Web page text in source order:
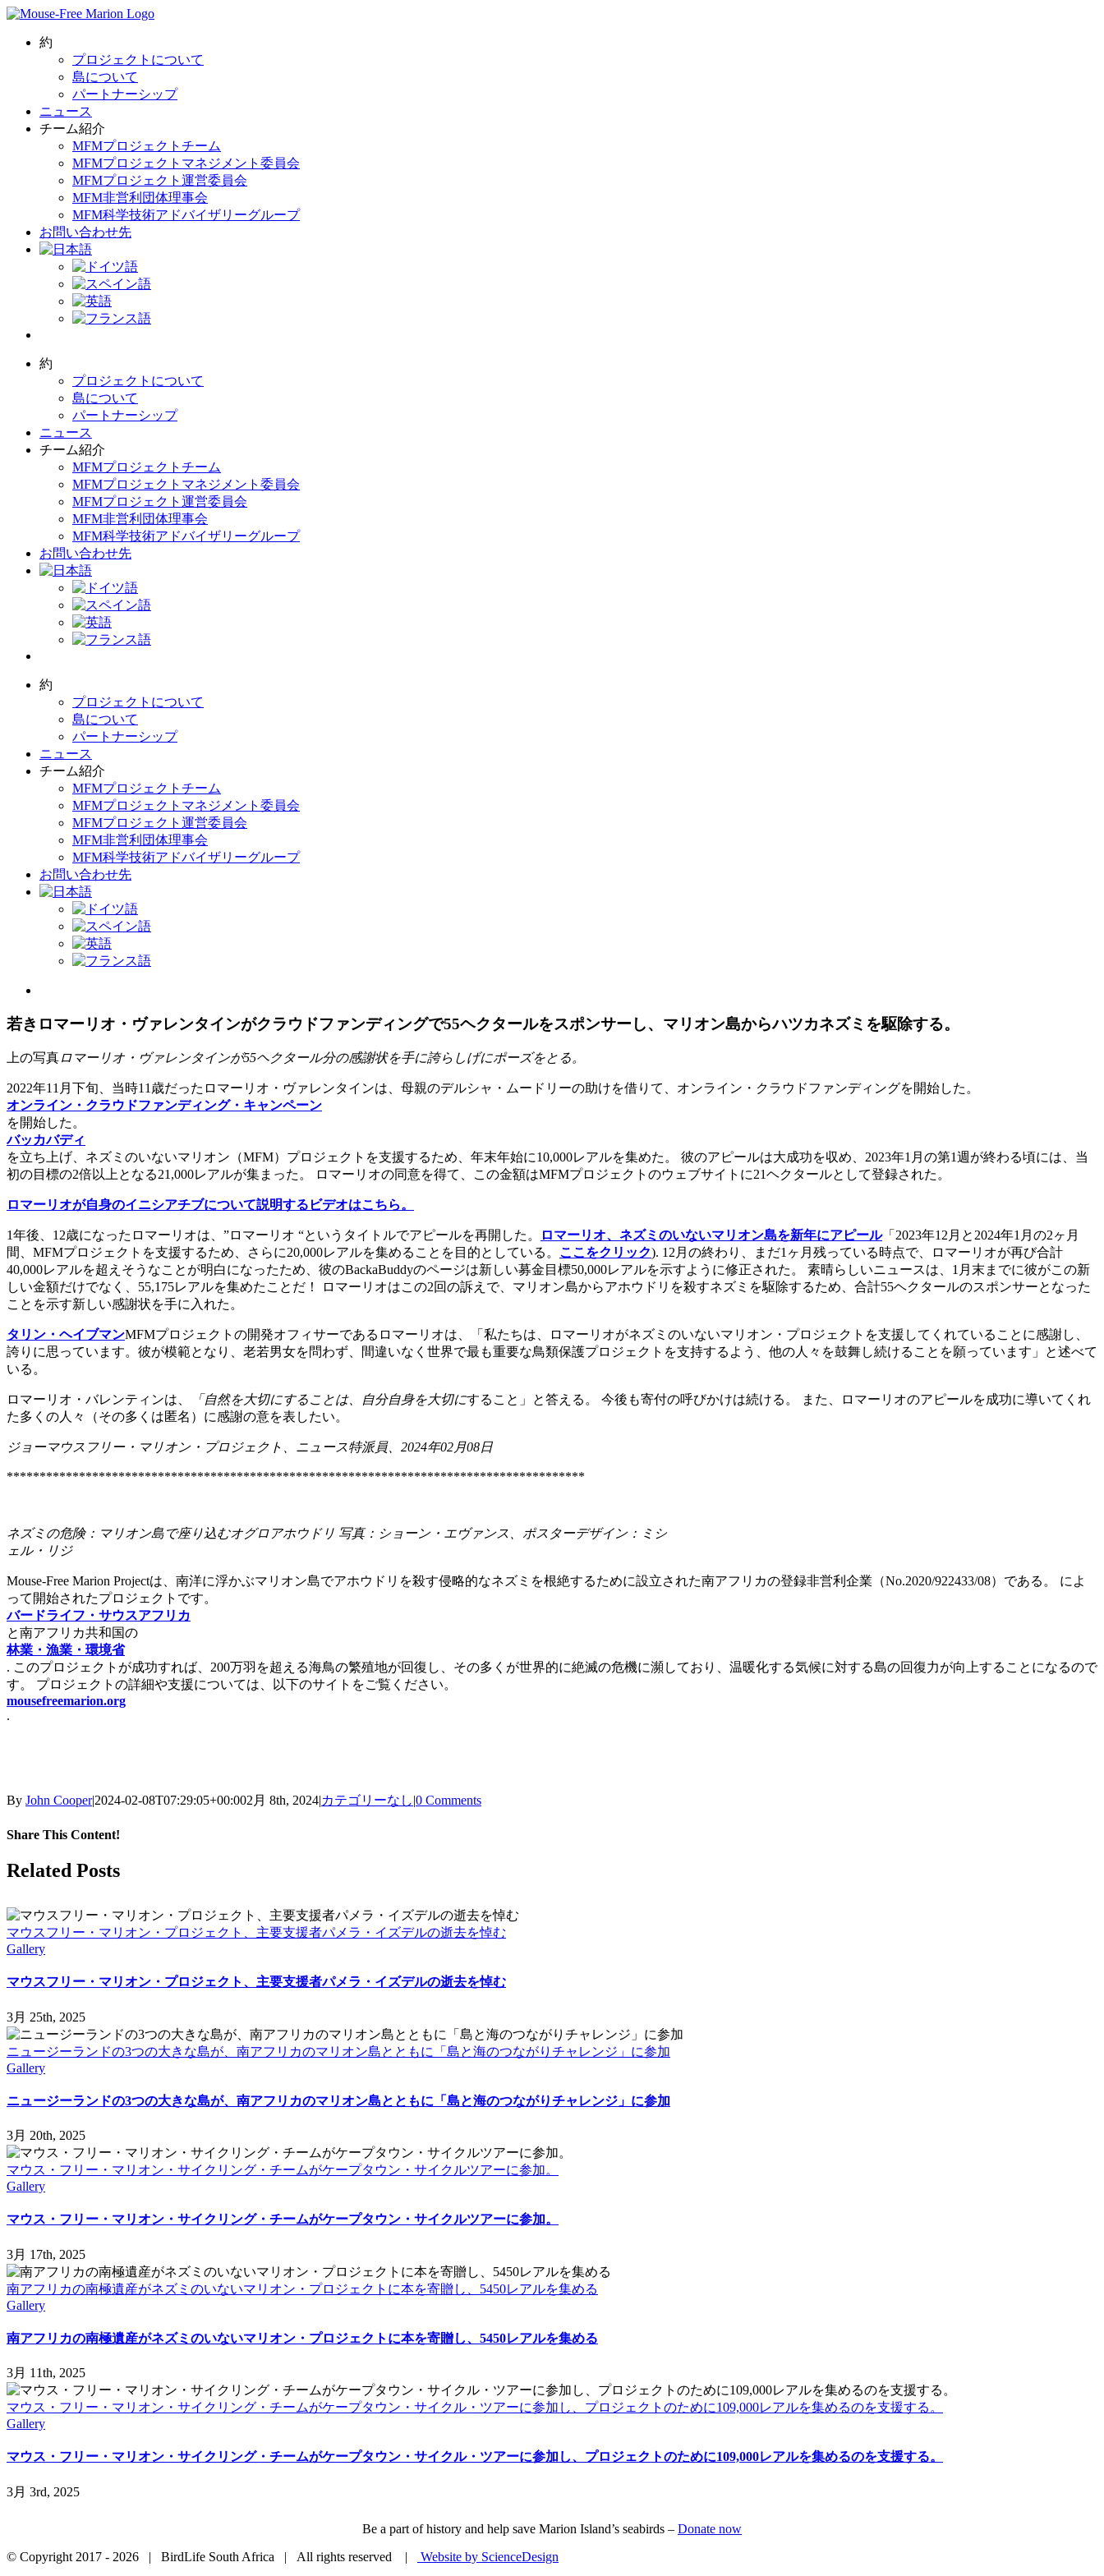
Skip
content約
プロジェクトについて
島について
パートナーシップ
ニュース
チーム紹介
MFMプロジェクトチーム
MFMプロジェクトマネジメント委員会
MFMプロジェクト運営委員会
MFM非営利団体理事会
MFM科学技術アドバイザリーグループ
お問い合わせ先
約
プロジェクトについて
島について
パートナーシップ
ニュース
チーム紹介
MFMプロジェクトチーム
MFMプロジェクトマネジメント委員会
MFMプロジェクト運営委員会
MFM非営利団体理事会
MFM科学技術アドバイザリーグループ
お問い合わせ先
約
プロジェクトについて
島について
パートナーシップ
ニュース
チーム紹介
MFMプロジェクトチーム
MFMプロジェクトマネジメント委員会
MFMプロジェクト運営委員会
MFM非営利団体理事会
MFM科学技術アドバイザリーグループ
お問い合わせ先
Image
若きロマーリオ・ヴァレンタインがクラウドファンディングで55ヘクタールをスポンサーし、マリオン島からハツカネズミを駆除する。
上の写真ロマーリオ・ヴァレンタインが55ヘクタール分の感謝状を手に誇らしげにポーズをとる。
2022年11月下旬、当時11歳だったロマーリオ・ヴァレンタインは、母親のデルシャ・ムードリーの助けを借りて、オンライン・クラウドファンディングを開始した。
オンライン・クラウドファンディング・キャンペーン
を開始した。
バッカバディ
を立ち上げ、ネズミのいないマリオン（MFM）プロジェクトを支援するため、年末年始に10,000レアルを集めた。 彼のアピールは大成功を収め、2023年1月の第1週が終わる頃には、当
初の目標の2倍以上となる21,000レアルが集まった。 ロマーリオの同意を得て、この金額はMFMプロジェクトのウェブサイトに21ヘクタールとして登録された。
ロマーリオが自身のイニシアチブについて説明するビデオはこちら。
1年後、12歳になったロマーリオは、”ロマーリオ “というタイトルでアピールを再開した。 ロマーリオ、ネズミのいないマリオン島を新年にアピール「2023年12月と2024年1月の2ヶ月
間、MFMプロジェクトを支援するため、さらに20,000レアルを集めることを目的としている。 ここをクリック). 12月の終わり、まだ1ヶ月残っている時点で、ロマーリオが再び合計
40,000レアルを超えそうなことが明白になったため、彼のBackaBuddyのページは新しい募金目標50,000レアルを示すように修正された。 素晴らしいニュースは、1月末までに彼がこの新
しい金額だけでなく、55,175レアルを集めたことだ！ ロマーリオはこの2回の訴えで、マリオン島からアホウドリを殺すネズミを駆除するため、合計55ヘクタールのスポンサーとなった
ことを示す新しい感謝状を手に入れた。
タリン・ヘイブマンMFMプロジェクトの開発オフィサーであるロマーリオは、「私たちは、ロマーリオがネズミのいないマリオン・プロジェクトを支援してくれていることに感謝し、
誇りに思っています。彼が模範となり、老若男女を問わず、間違いなく世界で最も重要な鳥類保護プロジェクトを支持するよう、他の人々を鼓舞し続けることを願っています」と述べて
いる。
ロマーリオ・バレンティンは、 「自然を大切にすることは、自分自身を大切にすること」と答える。 今後も寄付の呼びかけは続ける。 また、ロマーリオのアピールを成功に導いてくれ
た多くの人々（その多くは匿名）に感謝の意を表したい。
ジョーマウスフリー・マリオン・プロジェクト、ニュース特派員、2024年02月08日
****************************************************************************************
ネズミの危険：マリオン島で座り込むオグロアホウドリ 写真：ショーン・エヴァンス、ポスターデザイン：ミシ
ェル・リジ
Mouse-Free Marion Projectは、南洋に浮かぶマリオン島でアホウドリを殺す侵略的なネズミを根絶するために設立された南アフリカの登録非営利企業（No.2020/922433/08）である。 によ
って開始されたプロジェクトです。
バードライフ・サウスアフリカ
と南アフリカ共和国の
林業・漁業・環境省
. このプロジェクトが成功すれば、200万羽を超える海鳥の繁殖地が回復し、その多くが世界的に絶滅の危機に瀕しており、温暖化する気候に対する島の回復力が向上することになるので
す。 プロジェクトの詳細や支援については、以下のサイトをご覧ください。
mousefreemarion.org
.
By John Cooper|2024-02-08T07:29:05+00:002月 8th, 2024|カテゴリーなし|0 Comments
Share This Content!
Facebook
X
LinkedIn
WhatsApp
Tumblr
Pinterest
Email
Related Posts
マウスフリー・マリオン・プロジェクト、主要支援者パメラ・イズデルの逝去を悼む
Gallery
マウスフリー・マリオン・プロジェクト、主要支援者パメラ・イズデルの逝去を悼む
3月 25th, 2025
ニュージーランドの3つの大きな島が、南アフリカのマリオン島とともに「島と海のつながりチャレンジ」に参加
Gallery
ニュージーランドの3つの大きな島が、南アフリカのマリオン島とともに「島と海のつながりチャレンジ」に参加
3月 20th, 2025
マウス・フリー・マリオン・サイクリング・チームがケープタウン・サイクルツアーに参加。
Gallery
マウス・フリー・マリオン・サイクリング・チームがケープタウン・サイクルツアーに参加。
3月 17th, 2025
南アフリカの南極遺産がネズミのいないマリオン・プロジェクトに本を寄贈し、5450レアルを集める
Gallery
南アフリカの南極遺産がネズミのいないマリオン・プロジェクトに本を寄贈し、5450レアルを集める
3月 11th, 2025
マウス・フリー・マリオン・サイクリング・チームがケープタウン・サイクル・ツアーに参加し、プロジェクトのために109,000レアルを集めるのを支援する。
Gallery
マウス・フリー・マリオン・サイクリング・チームがケープタウン・サイクル・ツアーに参加し、プロジェクトのために109,000レアルを集めるのを支援する。
3月 3rd, 2025
Be a part of history and help save Marion Island’s seabirds – Donate now
© Copyright 2017 - 2026 | BirdLife South Africa | All rights reserved | Website by ScienceDesign